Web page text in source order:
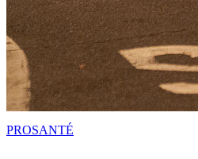
PROSANTÉ